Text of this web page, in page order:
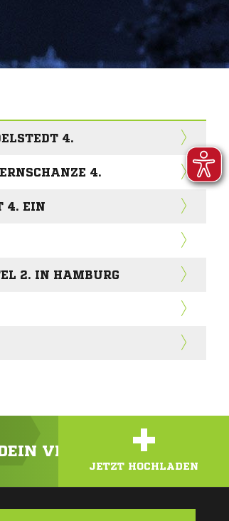
4.
4.
4. EIN
2. IN HAMBURG
VIDEO ODER FOTO
+
JETZT HOCHLADEN